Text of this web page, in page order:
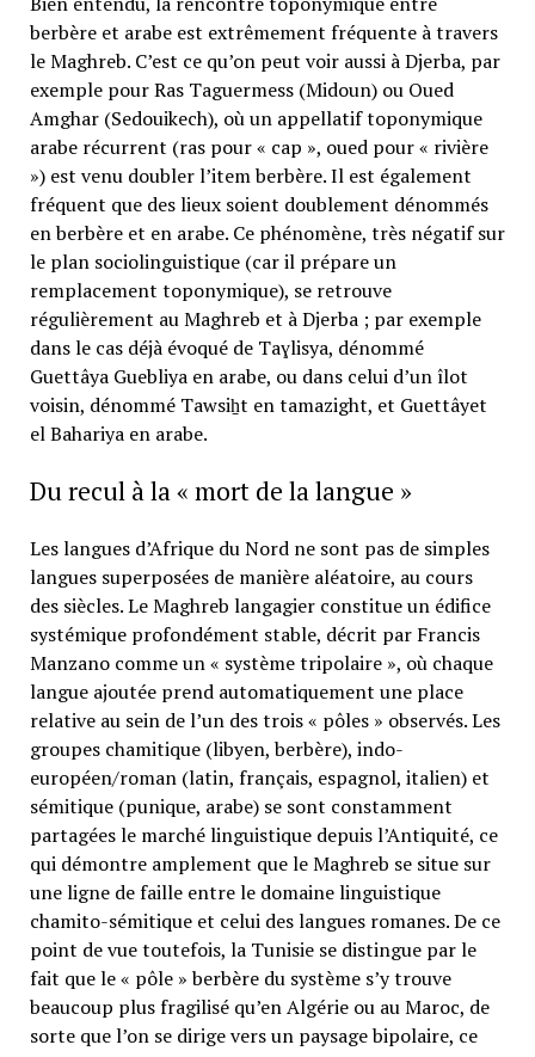
berbère et arabe est extrêmement fréquente à travers
le Maghreb. C’est ce qu’on peut voir aussi à Djerba, par
exemple pour Ras Taguermess (Midoun) ou Oued
Amghar (Sedouikech), où un appellatif toponymique
arabe récurrent (ras pour « cap », oued pour « rivière
») est venu doubler l’item berbère. Il est également
fréquent que des lieux soient doublement dénommés
en berbère et en arabe. Ce phénomène, très négatif sur
le plan sociolinguistique (car il prépare un
remplacement toponymique), se retrouve
régulièrement au Maghreb et à Djerba ; par exemple
dans le cas déjà évoqué de Taɣlisya, dénommé
Guettâya Guebliya en arabe, ou dans celui d’un îlot
voisin, dénommé Tawsiẖt en tamazight, et Guettâyet
el Bahariya en arabe.
Du recul à la « mort de la langue »
Les langues d’Afrique du Nord ne sont pas de simples
langues superposées de manière aléatoire, au cours
des siècles. Le Maghreb langagier constitue un édifice
systémique profondément stable, décrit par Francis
Manzano comme un « système tripolaire », où chaque
langue ajoutée prend automatiquement une place
relative au sein de l’un des trois « pôles » observés. Les
groupes chamitique (libyen, berbère), indo-
européen/roman (latin, français, espagnol, italien) et
sémitique (punique, arabe) se sont constamment
partagées le marché linguistique depuis l’Antiquité, ce
qui démontre amplement que le Maghreb se situe sur
une ligne de faille entre le domaine linguistique
chamito-sémitique et celui des langues romanes. De ce
point de vue toutefois, la Tunisie se distingue par le
fait que le « pôle » berbère du système s’y trouve
beaucoup plus fragilisé qu’en Algérie ou au Maroc, de
sorte que l’on se dirige vers un paysage bipolaire, ce